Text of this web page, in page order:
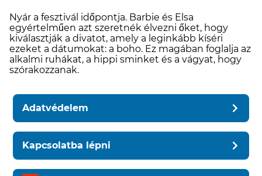
Nyár a fesztivál időpontja. Barbie és Elsa
egyértelműen azt szeretnék élvezni őket, hogy
kiválasztják a divatot, amely a leginkább kíséri
ezeket a dátumokat: a boho. Ez magában foglalja az
alkalmi ruhákat, a hippi sminket és a vágyat, hogy
szórakozzanak.
Adatvédelem
Kapcsolatba lépni